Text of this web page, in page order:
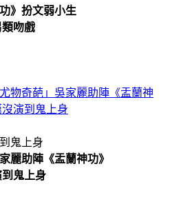
》扮文弱小生
吻戲
物奇葩」吳家麗助陣《盂蘭神
演到鬼上身
麗助陣《盂蘭神功》
鬼上身